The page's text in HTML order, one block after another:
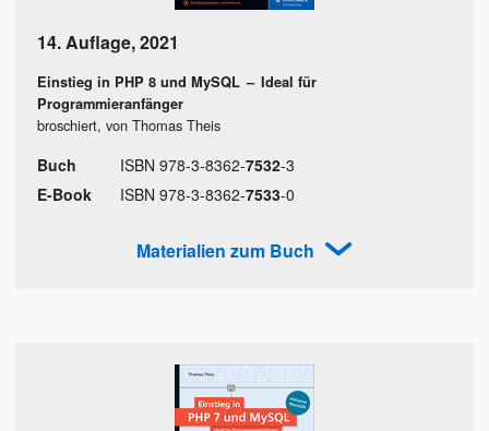
14. Auflage,2021
Einstieg in PHP 8 und MySQL – Ideal für
Programmieranfänger
broschiert, von Thomas Theis
Buch ISBN 978-3-8362-7532-3
E-Book
ISBN 978-3-8362-7533-0
Materialien zum Buch